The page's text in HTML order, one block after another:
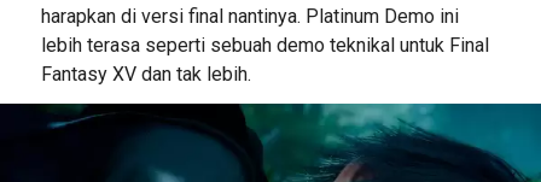
harapkan di versi final nantinya. Platinum Demo ini
lebih terasa seperti sebuah demo teknikal untuk Final
Fantasy XV dan tak lebih.